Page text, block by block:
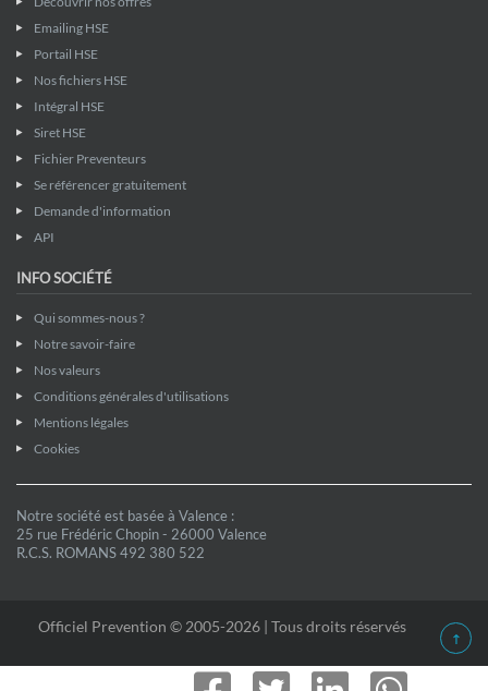
Emailing HSE
Portail HSE
Nos fichiers HSE
Intégral HSE
Siret HSE
Fichier Preventeurs
Se référencer gratuitement
Demande d'information
API
INFO SOCIÉTÉ
Qui sommes-nous ?
Notre savoir-faire
Nos valeurs
Conditions générales d'utilisations
Mentions légales
Cookies
Notre société est basée à Valence :
25 rue Frédéric Chopin - 26000 Valence
R.C.S. ROMANS 492 380 522
Officiel Prevention © 2005-2026 | Tous droits réservés